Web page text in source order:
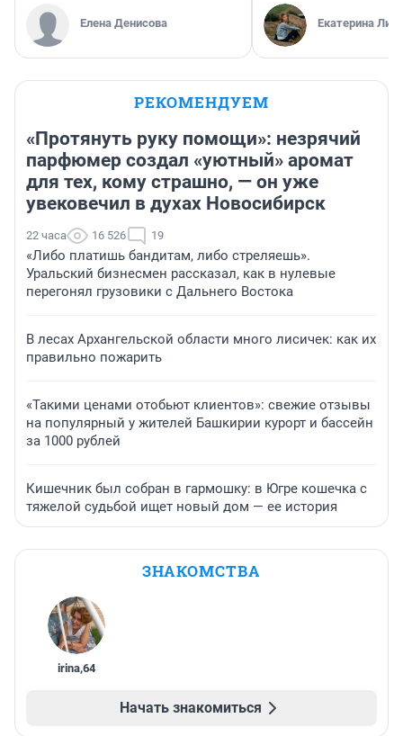
Елена Денисова Екатерина
РЕКОМЕНДУЕМ
«Протянуть руку помощи»: незрячий
парфюмер создал «уютный» аромат
для тех, кому страшно, — он уже
увековечил в духах Новосибирск
22 часа 16 526 19
«Либо платишь бандитам, либо стреляешь».
Уральский бизнесмен рассказал, как в нулевые
перегонял грузовики с Дальнего Востока
В лесах Архангельской области много лисичек: как их
правильно пожарить
«Такими ценами отобьют клиентов»: свежие отзывы
на популярный у жителей Башкирии курорт и бассейн
за 1000 рублей
Кишечник был собран в гармошку: в Югре кошечка с
тяжелой судьбой ищет новый дом — ее история
ЗНАКОМСТВА
irina,64
Начать знакомиться